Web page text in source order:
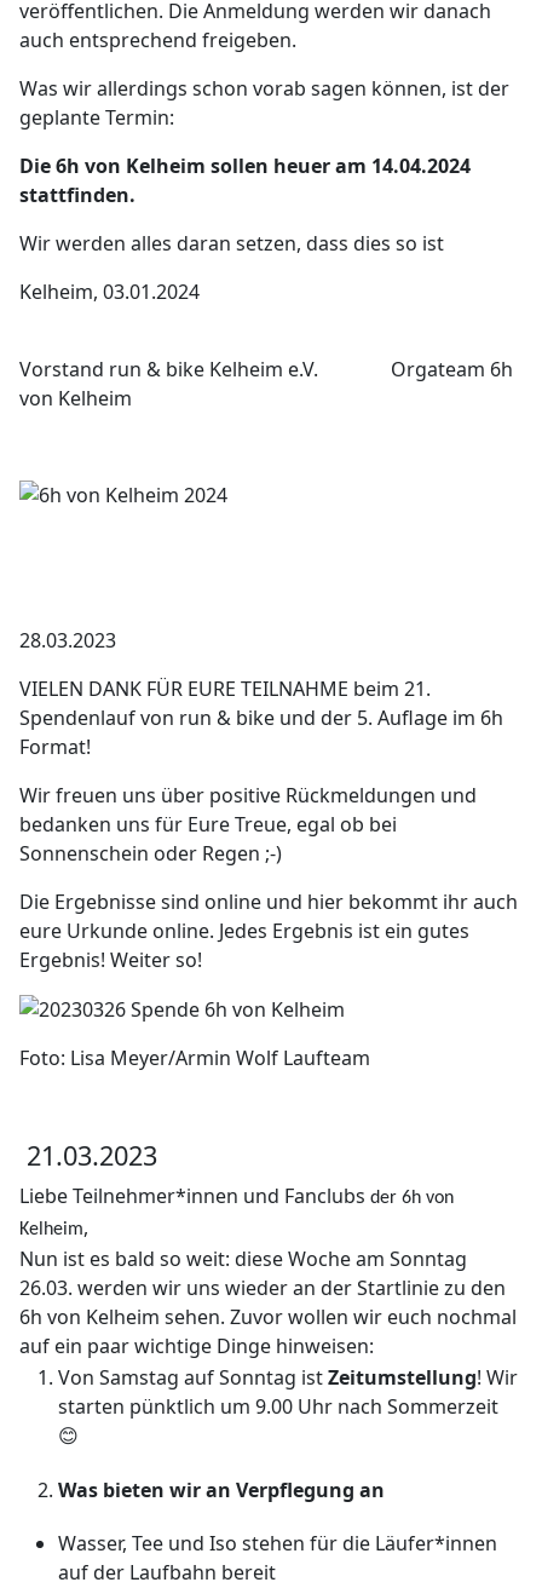
veröffentlichen. Die Anmeldung werden wir danach
auch entsprechend freigeben.
Was wir allerdings schon vorab sagen können, ist der
geplante Termin:
Die 6h von Kelheim sollen heuer am 14.04.2024
stattfinden.
Wir werden alles daran setzen, dass dies so ist
Kelheim, 03.01.2024
Vorstand run & bike Kelheim e.V. Orgateam 6h
von Kelheim
28.03.2023
VIELEN DANK FÜR EURE TEILNAHME beim 21.
Spendenlauf von run & bike und der 5. Auflage im 6h
Format!
Wir freuen uns über positive Rückmeldungen und
bedanken uns für Eure Treue, egal ob bei
Sonnenschein oder Regen ;-)
Die Ergebnisse sind online und hier bekommt ihr auch
eure Urkunde online. Jedes Ergebnis ist ein gutes
Ergebnis! Weiter so!
Foto: Lisa Meyer/Armin Wolf Laufteam
21.03.2023
Liebe Teilnehmer*innen und Fanclubsder 6h von
Kelheim,
Nun ist es bald so weit: diese Woche am Sonntag
26.03. werden wir uns wieder an der Startlinie zu den
6h von Kelheim sehen. Zuvor wollen wir euch nochmal
auf ein paar wichtige Dinge hinweisen:
Von Samstag auf Sonntag istZeitumstellung! Wir
starten pünktlich um 9.00 Uhr nach Sommerzeit
😊
Was bieten wir an Verpflegung an
Wasser, Tee und Iso stehen für die Läufer*innen
auf der Laufbahn bereit